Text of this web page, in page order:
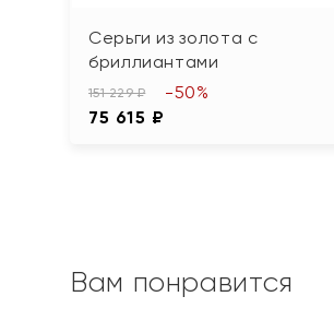
Серьги из золота с
бриллиантами
151 229 ₽
75 615 ₽
-50%
Вам понравится